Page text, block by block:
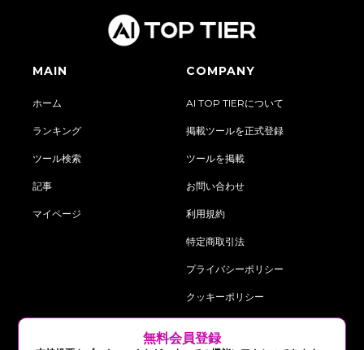
MAIN
ホーム
ランキング
ツール検索
記事
マイページ
COMPANY
AI TOP TIERについて
掲載ツールを正式登録
ツールを掲載
お問い合わせ
利用規約
特定商取引法
プライバシーポリシー
クッキーポリシー
‍無料会員登録